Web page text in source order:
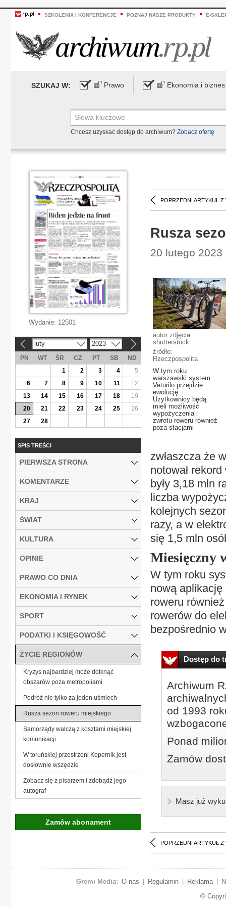
SZKOLENIA I KONFERENCJE POZNAJ NASZE PRODUKTY E-
SZUKAJ W: Prawo Ekonomia i biznes
Chcesz uzyskać dostęp do archiwum? Zobacz ofertę
POPRZEDNI ARTYKUŁ Z
Rusza
20 lutego 2023
autor zdjęcia:
shutterstock
źródło:
Rzeczpospolita
W tym roku
warszawski system
Veturilo przejdzie
ewolucję.
Użytkownicy będą
mieli możliwość
wypożyczenia i
zwrotu roweru również
poza stacjami
zwłaszcza że
notował
były 3,18 mln
liczba
kolejnych
razy, a w
się 1,5 mln
Miesięczny
W tym roku
nową
roweru
rowerów do
bezpośrednio
Dostęp do
Archiwum
od 1993
Ponad
Zamów
Masz już
POPRZEDNI ARTYKUŁ Z
Wydanie: 12501
luty 2023
PN WT ŚR CZ PT SB
ND
1
2 3 4
5
6
7 8 9 10 11
12
13
14 15 16 17 18
19
20
21 22 23 24 25
26
27
28
SPIS TREŚCI
PIERWSZA STRONA
KOMENTARZE
KRAJ
ŚWIAT
KULTURA
OPINIE
PRAWO CO DNIA
EKONOMIA I RYNEK
SPORT
PODATKI I KSIĘGOWOŚĆ
ŻYCIE REGIONÓW
Kryzys najbardziej może dotknąć
obszarów poza metropoliami
Podróż nie tylko za jeden uśmiech
Rusza sezon roweru miejskiego
Samorządy walczą z kosztami miejskiej
komunikacji
W toruńskiej przestrzeni Kopernik jest
dosłownie wszędzie
Zobacz się z pisarzem i zdobądź jego
autograf
Zamów abonament
Gremi Media: O nas Regulamin Reklama
©